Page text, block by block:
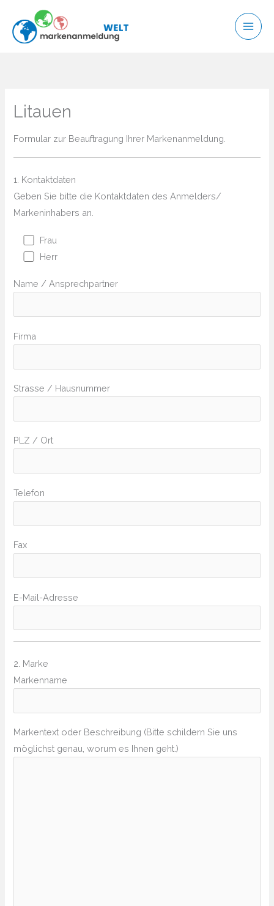
Inhalt
springen
Litauen
Formular zur Beauftragung Ihrer Markenanmeldung.
1. Kontaktdaten
Geben Sie bitte die Kontaktdaten des Anmelders/
Markeninhabers an.
Frau
Herr
Name / Ansprechpartner
Firma
Strasse / Hausnummer
PLZ / Ort
Telefon
Fax
E-Mail-Adresse
2. Marke
Markenname
Markentext oder Beschreibung (Bitte schildern Sie uns
möglichst genau, worum es Ihnen geht.)